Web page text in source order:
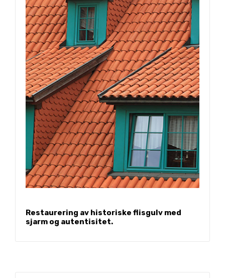
Restaurering av historiske flisgulv med
sjarm og autentisitet.